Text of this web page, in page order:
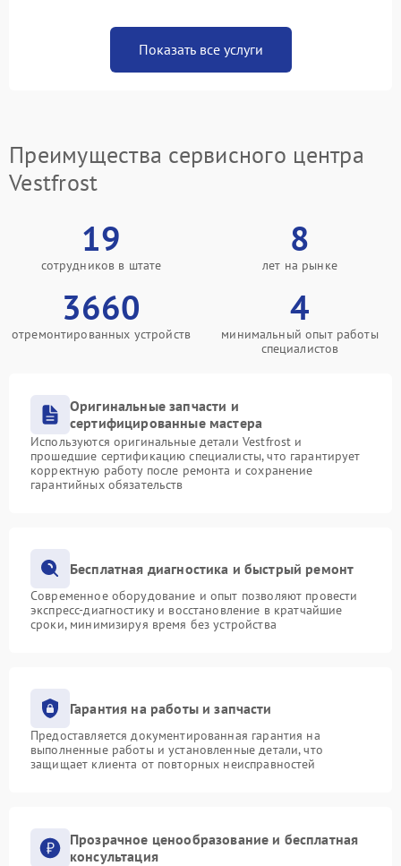
Показать все услуги
Преимущества сервисного центра
Vestfrost
19
сотрудников в штате
8
лет на рынке
3660
отремонтированных устройств
4
минимальный опыт работы
специалистов
Оригинальные запчасти и
сертифицированные мастера
Используются оригинальные детали Vestfrost и
прошедшие сертификацию специалисты, что гарантирует
корректную работу после ремонта и сохранение
гарантийных обязательств
Бесплатная диагностика и быстрый ремонт
Современное оборудование и опыт позволяют провести
экспресс-диагностику и восстановление в кратчайшие
сроки, минимизируя время без устройства
Гарантия на работы и запчасти
Предоставляется документированная гарантия на
выполненные работы и установленные детали, что
защищает клиента от повторных неисправностей
Прозрачное ценообразование и бесплатная
консультация